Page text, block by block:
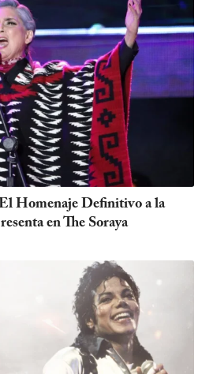
Homenaje Definitivo a la
en The Soraya